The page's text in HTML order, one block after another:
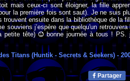
mais ceux-ci sont éloigner, la fille
la première fois sont saut). Je ne suis
ensuite dans la bibliothèque de la
souviens j’espère que quelqu'un retrouvera
petite tête)
bonne journée à tous ! PS.
Titans (Huntik - Secrets & Seekers) -
Partager